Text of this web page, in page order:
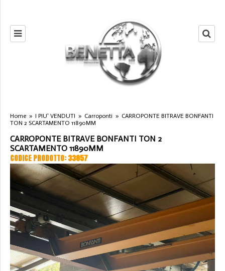
Home » I PIU' VENDUTI » Carroponti » CARROPONTE BITRAVE BONFANTI
TON 2 SCARTAMENTO 11890MM
CARROPONTE BITRAVE BONFANTI TON 2
SCARTAMENTO 11890MM
CODICE PRODOTTO: 33857